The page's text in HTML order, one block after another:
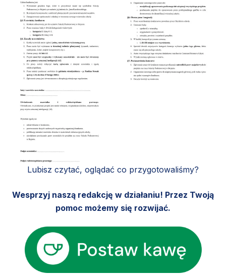
Lubisz czytać, oglądać co przygotowaliśmy?
Wesprzyj naszą redakcję w działaniu! Przez Twoją
pomoc możemy się rozwijać.